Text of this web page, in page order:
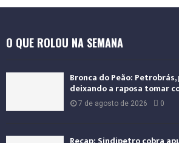
O QUE ROLOU NA SEMANA
Bronca do Peão:
deixando a raposa tomar
7 de agosto de 2026 0